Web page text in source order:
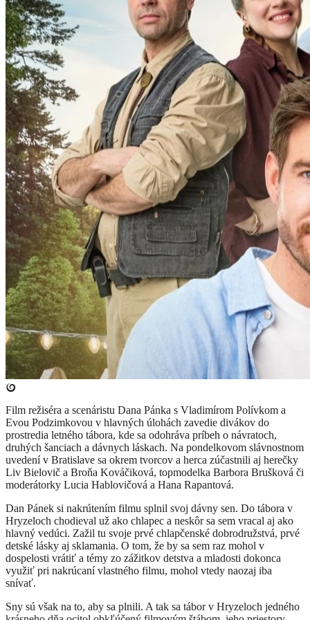
Film režiséra a scenáristu Dana Pánka s Vladimírom Polívkom a
Evou Podzimkovou v hlavných úlohách zavedie divákov do
prostredia letného tábora, kde sa odohráva príbeh o návratoch,
druhých šanciach a dávnych láskach. Na pondelkovom slávnostnom
uvedení v Bratislave sa okrem tvorcov a herca zúčastnili aj herečky
Liv Bielovič a Broňa Kováčiková, topmodelka Barbora Brušková či
moderátorky Lucia Hablovičová a Hana Rapantová.
Dan Pánek si nakrútením filmu splnil svoj dávny sen. Do tábora v
Hryzeloch chodieval už ako chlapec a neskôr sa sem vracal aj ako
hlavný vedúci. Zažil tu svoje prvé chlapčenské dobrodružstvá, prvé
detské lásky aj sklamania. O tom, že by sa sem raz mohol v
dospelosti vrátiť a témy zo zážitkov detstva a mladosti dokonca
využiť pri nakrúcaní vlastného filmu, mohol vtedy naozaj iba
snívať.
Sny sú však na to, aby sa plnili. A tak sa tábor v Hryzeloch jedného